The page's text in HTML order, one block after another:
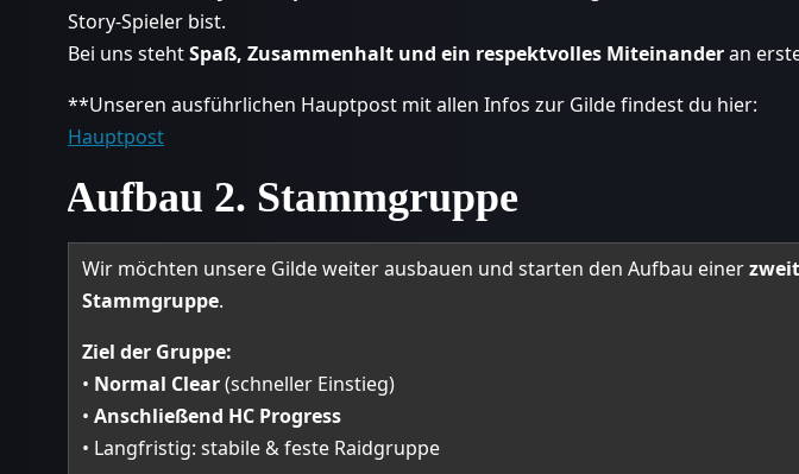
Story-Spieler bist.
Bei uns stehtSpaß, Zusammenhalt und ein respektvolles Miteinanderan
**Unseren ausführlichen Hauptpost mit allen Infos zur Gilde findest du hier:
Hauptpost
Aufbau 2. Stammgruppe
Wir möchten unsere Gilde weiter ausbauen und starten den Aufbau einer
Stammgruppe.
Ziel der Gruppe:
• Normal Clear(schneller Einstieg)
•Anschließend HC Progress
• Langfristig: stabile & feste Raidgruppe